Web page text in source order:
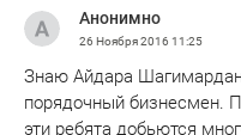
Анонимно
26 Ноября 2016 11:25
Знаю Айдара
порядочный бизнесмен.
эти ребята добьются